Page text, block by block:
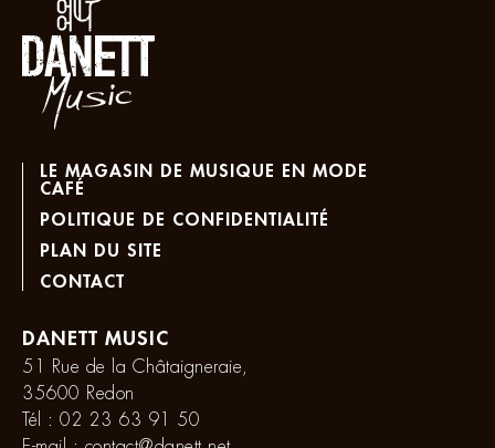
LE MAGASIN DE MUSIQUE EN MODE
CAFÉ
POLITIQUE DE CONFIDENTIALITÉ
PLAN DU SITE
CONTACT
DANETT MUSIC
51 Rue de la Châtaigneraie,
35600 Redon
Tél : 02 23 63 91 50